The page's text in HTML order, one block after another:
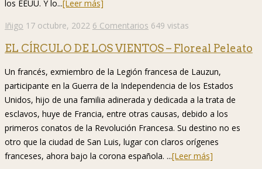
los EEUU. Y lo...[Leer más]
Iñigo 17 octubre, 2022 6 Comentarios 649 vistas
EL CÍRCULO DE LOS VIENTOS – Floreal Peleato
Un francés, exmiembro de la Legión francesa de Lauzun,
participante en la Guerra de la Independencia de los Estados
Unidos, hijo de una familia adinerada y dedicada a la trata de
esclavos, huye de Francia, entre otras causas, debido a los
primeros conatos de la Revolución Francesa. Su destino no es
otro que la ciudad de San Luis, lugar con claros orígenes
franceses, ahora bajo la corona española. ...[Leer más]